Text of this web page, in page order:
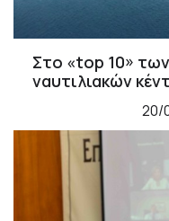
Στο «top 10»
ναυτιλιακών
20/